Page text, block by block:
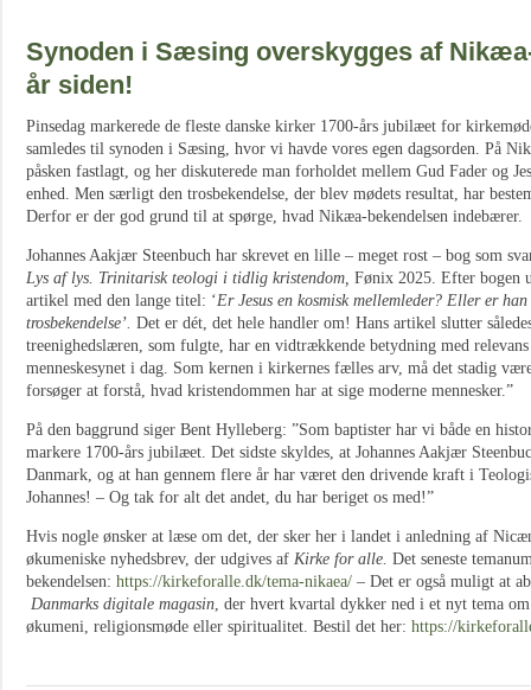
Synoden i Sæsing overskygges af
år siden!
Pinsedag markerede de fleste danske kirker 1700-års jubilæet for
samledes til synoden i Sæsing, hvor vi havde vores egen dagsorden. På
påsken fastlagt, og her diskuterede man forholdet mellem Gud Fader og
enhed. Men særligt den trosbekendelse, der blev mødets resultat, har
Derfor er der god grund til at spørge, hvad Nikæa-bekendelsen indebærer.
Johannes Aakjær Steenbuch har skrevet en lille – meget rost – bog som
Lys af lys. Trinitarisk teologi i tidlig kristendom, Fønix 2025. Efter bogen
artikel med den lange titel: ‘Er Jesus en kosmisk mellemleder? Eller er
trosbekendelse’. Det er dét, det hele handler om! Hans artikel slutter
treenighedslæren, som fulgte, har en vidtrækkende betydning med
menneskesynet i dag. Som kernen i kirkernes fælles arv, må det stadig
forsøger at forstå, hvad kristendommen har at sige moderne mennesker.”
På den baggrund siger Bent Hylleberg: ”Som baptister har vi både en
markere 1700-års jubilæet. Det sidste skyldes, at Johannes Aakjær
Danmark, og at han gennem flere år har været den drivende kraft i
Johannes! – Og tak for alt det andet, du har beriget os med!”
Hvis nogle ønsker at læse om det, der sker her i landet i anledning af
økumeniske nyhedsbrev, der udgives af Kirke for alle. Det seneste
bekendelsen: https://kirkeforalle.dk/tema-nikaea/ – Det er også muligt at
Danmarks digitale magasin, der hvert kvartal dykker ned i et nyt tema
økumeni, religionsmøde eller spiritualitet. Bestil det her: https://